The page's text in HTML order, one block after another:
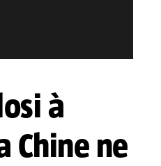
à
Chine ne